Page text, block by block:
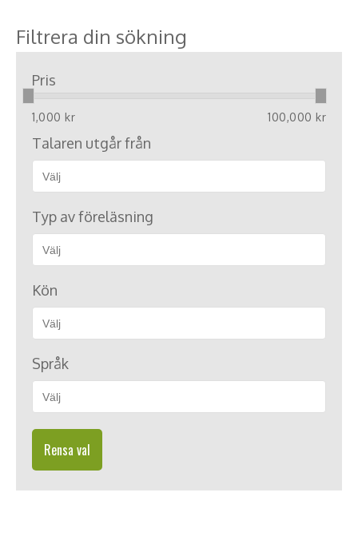
Filtrera din sökning
Pris
1,000 kr 100,000 kr
Talaren utgår från
Typ av föreläsning
Kön
Språk
Rensa val